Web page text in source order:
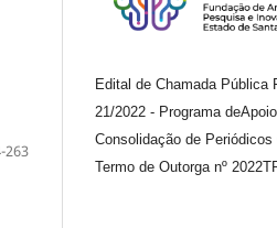
263
Edital de Chamada Pública
21/2022 - Programa de
Consolidação de Periódicos
Termo de Outorga nº